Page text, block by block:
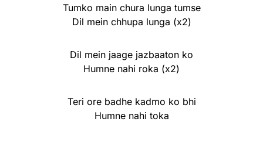
Tumko main chura lunga tumse
Dil mein chhupa lunga (x2)
Dil mein jaage jazbaaton ko
Humne nahi roka (x2)
Teri ore badhe kadmo ko bhi
Humne nahi toka